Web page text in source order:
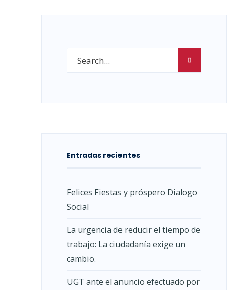
Entradas recientes
Felices Fiestas y próspero Dialogo
Social
La urgencia de reducir el tiempo de
trabajo: La ciudadanía exige un
cambio.
UGT ante el anuncio efectuado por